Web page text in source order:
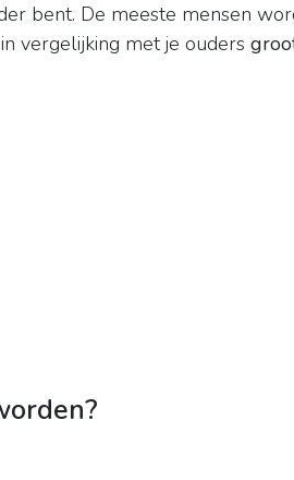
bent. De meeste mensen
vergelijking met je ouders